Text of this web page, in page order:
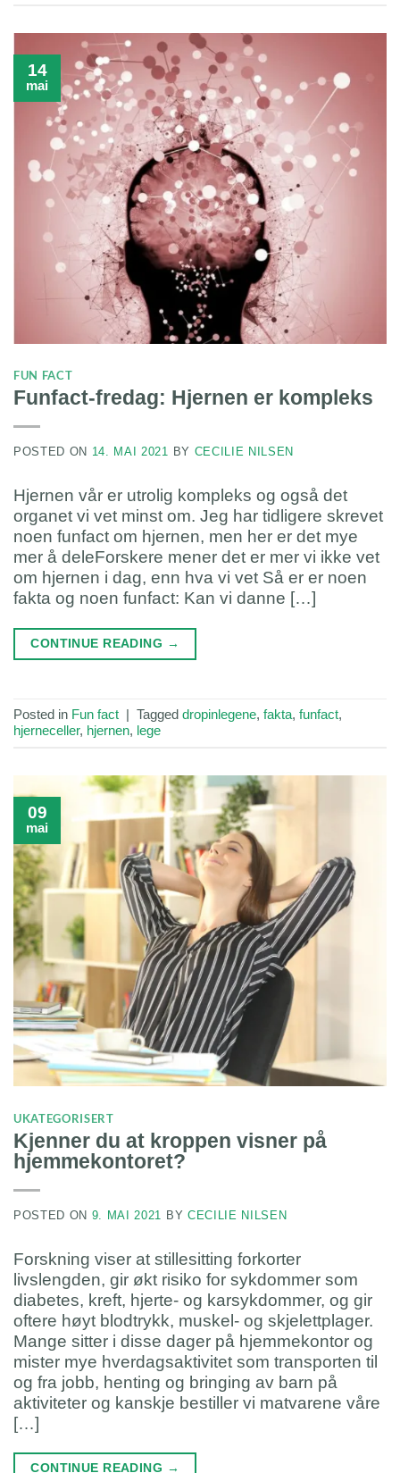
14
mai
FUN FACT
Funfact-fredag: Hjernen er kompleks
POSTED ON 14. MAI 2021 BY CECILIE NILSEN
Hjernen vår er utrolig kompleks og også det
organet vi vet minst om. Jeg har tidligere skrevet
noen funfact om hjernen, men her er det mye
mer å deleForskere mener det er mer vi ikke vet
om hjernen i dag, enn hva vi vet Så er er noen
fakta og noen funfact: Kan vi danne […]
CONTINUE READING →
Posted in Fun fact | Tagged dropinlegene, fakta, funfact,
hjerneceller, hjernen, lege
09
mai
UKATEGORISERT
Kjenner du at kroppen visner på
hjemmekontoret?
POSTED ON 9. MAI 2021 BY CECILIE NILSEN
Forskning viser at stillesitting forkorter
livslengden, gir økt risiko for sykdommer som
diabetes, kreft, hjerte- og karsykdommer, og gir
oftere høyt blodtrykk, muskel- og skjelettplager.
Mange sitter i disse dager på hjemmekontor og
mister mye hverdagsaktivitet som transporten til
og fra jobb, henting og bringing av barn på
aktiviteter og kanskje bestiller vi matvarene våre
[…]
CONTINUE READING →